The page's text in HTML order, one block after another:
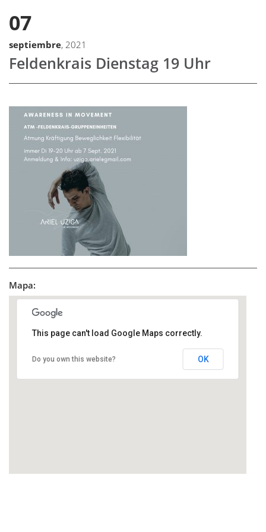
07
septiembre, 2021
Feldenkrais Dienstag 19 Uhr
Mapa:
This page can't load Google Maps correctly.
Do you own this website? OK